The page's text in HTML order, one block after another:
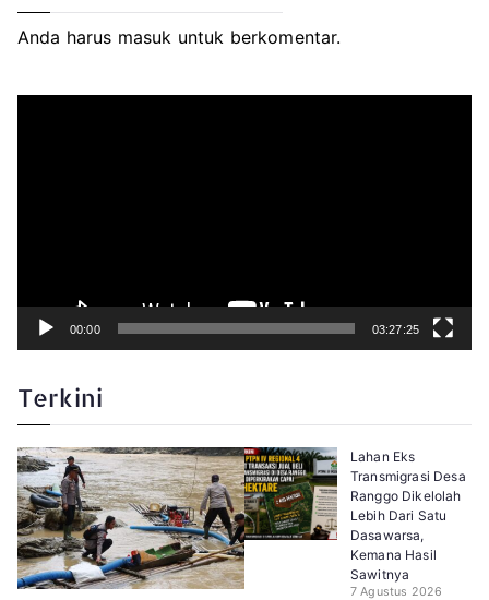
Anda harus masuk untuk berkomentar.
P
00:00 03:27:25
Terkini
Lahan Eks
Transmigrasi Desa
Ranggo Dikelolah
Lebih Dari Satu
Dasawarsa,
Kemana Hasil
Sawitnya
7 Agustus 2026